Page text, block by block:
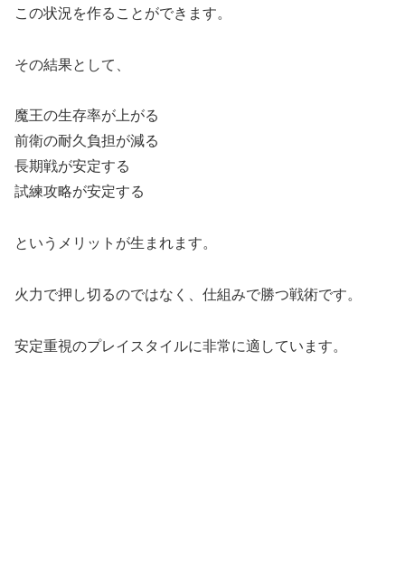
この状況を作ることができます。
その結果として、
魔王の生存率が上がる
前衛の耐久負担が減る
長期戦が安定する
試練攻略が安定する
というメリットが生まれます。
火力で押し切るのではなく、仕組みで勝つ戦術です。
安定重視のプレイスタイルに非常に適しています。